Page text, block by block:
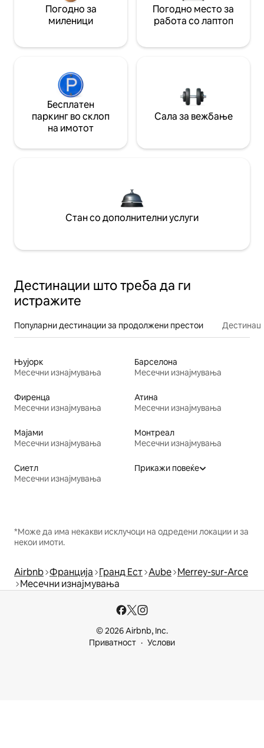
Погодно за
миленици
Погодно место за
работа со лаптоп
Бесплатен
паркинг во склоп
на имотот
Сала за вежбање
Стан со дополнителни услуги
Дестинации што треба да ги
истражите
Популарни дестинации за продолжени престои
Њујорк
Месечни изнајмувања
Барселона
Месечни изнајмувања
Фиренца
Месечни изнајмувања
Атина
Месечни изнајмувања
Мајами
Месечни изнајмувања
Монтреал
Месечни изнајмувања
Сиетл
Месечни изнајмувања
Прикажи повеќе
*Може да има некакви исклучоци на одредени локации и за
некои имоти.
Airbnb Франција Гранд Ест Aube Merrey-sur-Arce
Месечни изнајмувања
© 2026 Airbnb, Inc.
Приватност
Услови